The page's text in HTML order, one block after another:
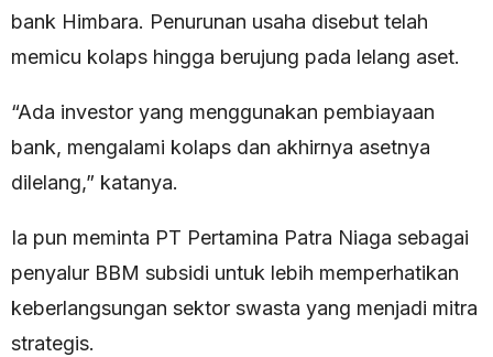
bank Himbara. Penurunan usaha disebut telah
memicu kolaps hingga berujung pada lelang aset.
“Ada investor yang menggunakan pembiayaan
bank, mengalami kolaps dan akhirnya asetnya
dilelang,” katanya.
Ia pun meminta PT Pertamina Patra Niaga sebagai
penyalur BBM subsidi untuk lebih memperhatikan
keberlangsungan sektor swasta yang menjadi mitra
strategis.